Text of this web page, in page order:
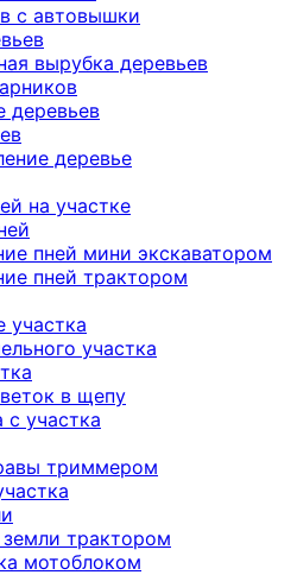
с автовышки
вырубка деревьев
деревьев
деревье
на участке
пней мини экскаватором
пней трактором
участка
участка
в щепу
участка
триммером
трактором
мотоблоком